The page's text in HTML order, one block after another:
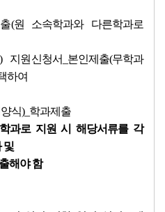
(원 소속학과와 다른학과로
신청서_본인제출(무학과
하여
식)_학과제출
과로 지원 시 해당서류를 각
및
해야 함